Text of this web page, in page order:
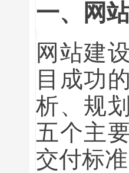
一、网
网站建
目成功
析、规
五个主
交付标